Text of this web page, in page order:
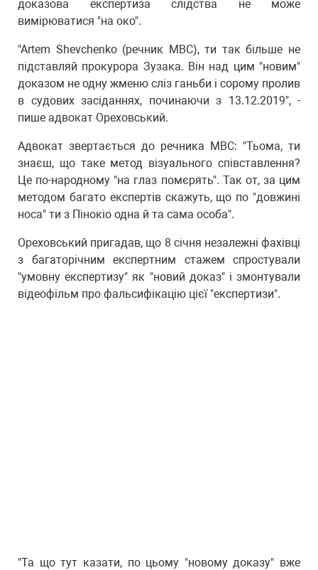
доказова експертиза слідства не може
вимірюватися "на око".
"Artem Shevchenko (речник МВС), ти так більше не
підставляй прокурора Зузака. Він над цим "новим"
доказом не одну жменю сліз ганьби і сорому пролив
в судових засіданнях, починаючи з 13.12.2019", -
пише адвокат Ореховський.
Адвокат звертається до речника МВС: "Тьома, ти
знаєш, що таке метод візуального співставлення?
Це по-народному "на глаз помєрять". Так от, за цим
методом багато експертів скажуть, що по "довжині
носа" ти з Пінокіо одна й та сама особа".
Ореховський пригадав, що 8 січня незалежні фахівці
з багаторічним експертним стажем спростували
"умовну експертизу" як "новий доказ" і змонтували
відеофільм про фальсифікацію цієї "експертизи".
"Та що тут казати, по цьому "новому доказу" вже